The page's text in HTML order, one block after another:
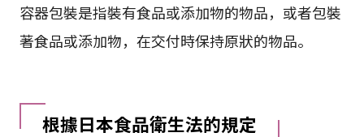
容器包裝是指裝有食品或添加物的物品，或者包裝
著食品或添加物，在交付時保持原狀的物品。
根據日本食品衛生法的規定